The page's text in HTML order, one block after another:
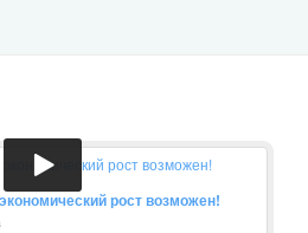
рост возможен!